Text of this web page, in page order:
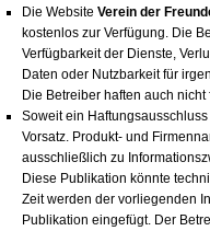
Die Website Verein der
kostenlos zur Verfügung. Die
Verfügbarkeit der Dienste,
Daten oder Nutzbarkeit für
Die Betreiber haften auch
Soweit ein
Vorsatz. Produkt- und
ausschließlich zu
Diese Publikation könnte
Zeit werden der vorliegenden
Publikation eingefügt. Der